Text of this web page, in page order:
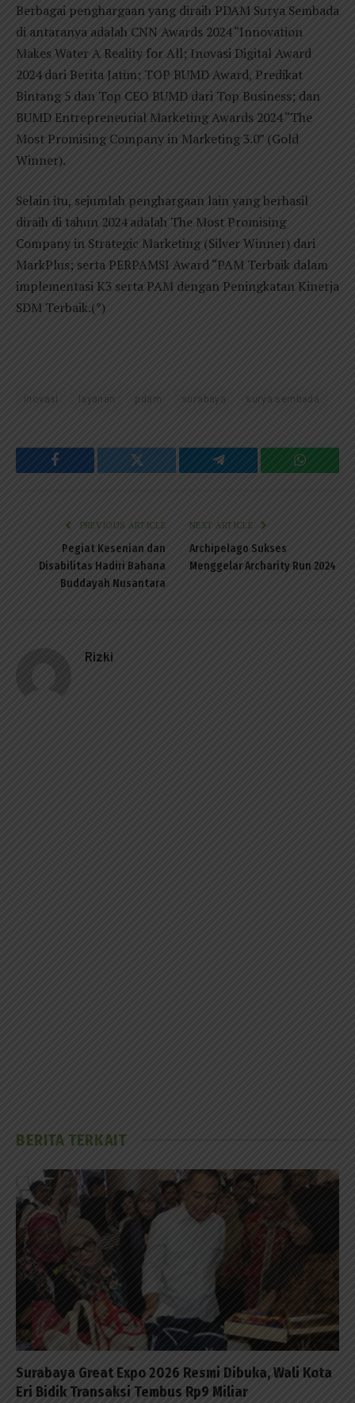
Berbagai penghargaan yang diraih PDAM Surya Sembada
di antaranya adalah CNN Awards 2024 “Innovation
Makes Water A Reality for All; Inovasi Digital Award
2024 dari Berita Jatim; TOP BUMD Award, Predikat
Bintang 5 dan Top CEO BUMD dari Top Business; dan
BUMD Entrepreneurial Marketing Awards 2024 “The
Most Promising Company in Marketing 3.0” (Gold
Winner).
Selain itu, sejumlah penghargaan lain yang berhasil
diraih di tahun 2024 adalah The Most Promising
Company in Strategic Marketing (Silver Winner) dari
MarkPlus; serta PERPAMSI Award “PAM Terbaik dalam
implementasi K3 serta PAM dengan Peningkatan Kinerja
SDM Terbaik.(*)
inovasi layanan pdam surabaya surya sembada
Facebook Twitter Telegram
PREVIOUS ARTICLE
Pegiat Kesenian dan
Disabilitas Hadiri Bahana
Buddayah Nusantara
NEXT ARTICLE
Archipelago Sukses
Menggelar Archarity Run 2024
Rizki
BERITA TERKAIT
Surabaya Great Expo 2026 Resmi Dibuka, Wali Kota
Eri Bidik Transaksi Tembus Rp9 Miliar